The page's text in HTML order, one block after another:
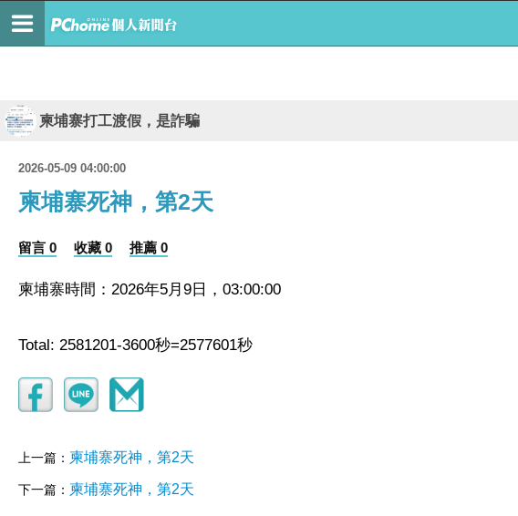
柬埔寨打工渡假，是詐騙
2026-05-09 04:00:00
柬埔寨死神，第2天
留言 0 收藏 0 推薦 0
柬埔寨時間：2026年5月9日，03:00:00
Total: 2581201-3600秒=2577601秒
上一篇： 柬埔寨死神，第2天
下一篇： 柬埔寨死神，第2天